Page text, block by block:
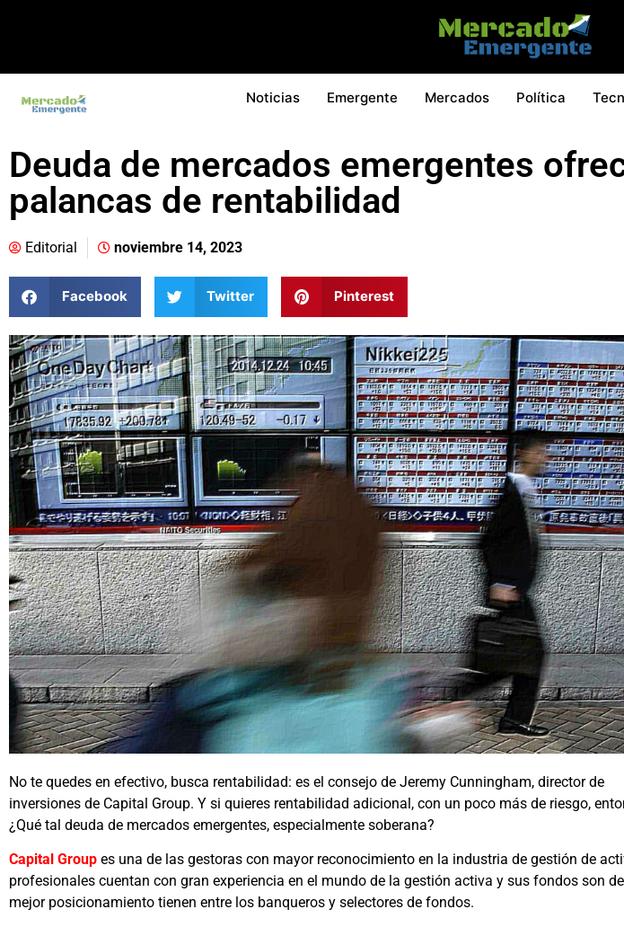
Noticias Emergente Mercados Política
Deuda de mercados emergentes
palancas de rentabilidad
Editorial noviembre 14, 2023
Facebook Twitter Pinterest
No te quedes en efectivo, busca rentabilidad: es el consejo de Jeremy Cunningham, director de
inversiones de Capital Group. Y si quieres rentabilidad adicional, con un poco más de riesgo,
¿Qué tal deuda de mercados emergentes, especialmente soberana?
Capital Group es una de las gestoras con mayor reconocimiento en la industria de gestión de
profesionales cuentan con gran experiencia en el mundo de la gestión activa y sus fondos son
mejor posicionamiento tienen entre los banqueros y selectores de fondos.